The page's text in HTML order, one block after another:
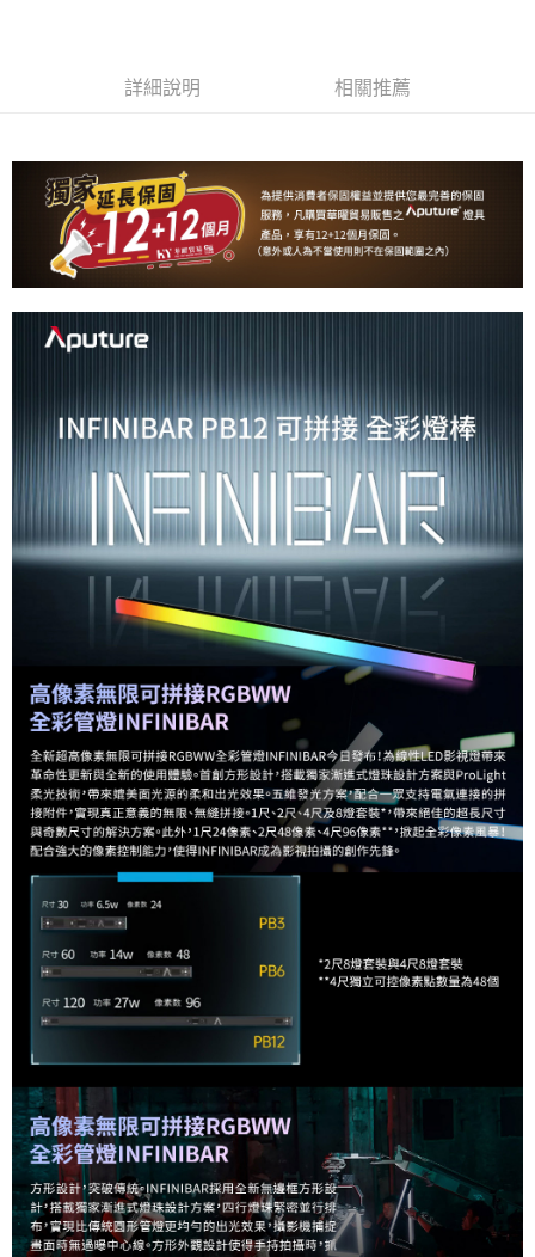
台灣樂天信用卡公司
相關說明
【關於「AFTEE先享後付」】
AFTEE先享後付是「在收到商品之後才付款」的支付方式。 讓您購物簡單
便利好安心！
１．簡單：不需註冊會員、不需綁卡、不需儲值。
２．便利：只要手機號碼，簡訊認證，即可結帳。
【「AFTEE先享後付」結帳流程】
結帳頁面，進行簡訊認證並確認金額後，即可完成結帳。
２．訂單成立數日內，您將收到繳費通知簡訊。
３．收到繳費通知簡訊後14天內，點擊此簡訊中的連結，可透過四大超商／
ATM／網路銀行／等多元方式進行付款，方視為交易完成。
※ 請注意：結帳手續完成當下不需立刻繳費，但若您需要取消訂單，請聯絡
購買商品的店家。未經商家同意取消之訂單仍視為有效，需透過AFTEE先享
後付繳納相關費用。
※ 交易是否成功請以「AFTEE先享後付 」之結帳頁面顯示為準，若有關於
是否繳費成功／繳費後需取消欲退款等相關疑問，請聯繫「AFTEE先享後付
https://netprotections.freshdesk.com/support/home
１．透過由恩沛科技股份有限公司提供之「AFTEE先享後付」服務完成之交
易，需依本服務之必要範圍內提供個人資料，並將交易相關給付款項請求債
權轉讓予恩沛科技股份有限公司。
２．關於個人資料處理事宜，請瀏覽以下網址：
https://aftee.tw/terms/#terms3
３．未成年的使用者請事先徵得法定代理人或監護人之同意方可使用
「AFTEE先享後付」，若未經同意申辦者引起之損失，本公司不負相關責
任。
４．使用「AFTEE先享後付」時，將依據個別帳號之用戶狀況，依本公司即
時審查核予不同之上限額度；若仍有額度不足之情形，本公司將視審查結果
５．嚴禁一人註冊多個帳號或使用他人資訊註冊。若發現惡意使用之情形，
恩沛科技股份有限公司將有權停止該用戶之使用額度並採取法律行動。
ATM付款
運送方式
宅配
每筆NT$75，滿NT$399(含以上)免運費
免運費
詳細說明 相關推薦